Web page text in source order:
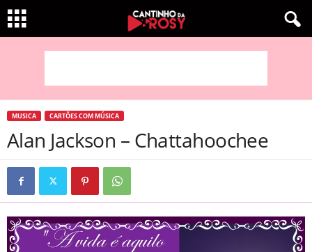
MUSICA CARTÕES COM MÚSICA
Alan Jackson – Chattahoochee